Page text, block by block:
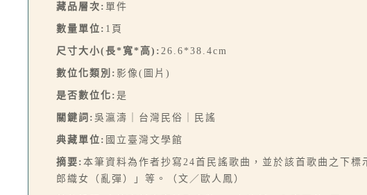
藏品層次: 單件
數量單位: 1頁
尺寸大小(長*寬*高): 26.6*38.4cm
數位化類別: 影像(圖片)
是否數位化: 是
關鍵詞: 吳瀛濤｜台灣民俗｜民謠
典藏單位: 國立臺灣文學館
摘要: 本筆資料為作者抄寫24首民謠歌曲，並於該首歌曲之下
郎織女（亂彈）」等。（文／歐人鳳）